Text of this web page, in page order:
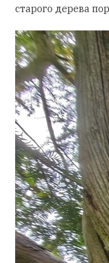
старого дерева